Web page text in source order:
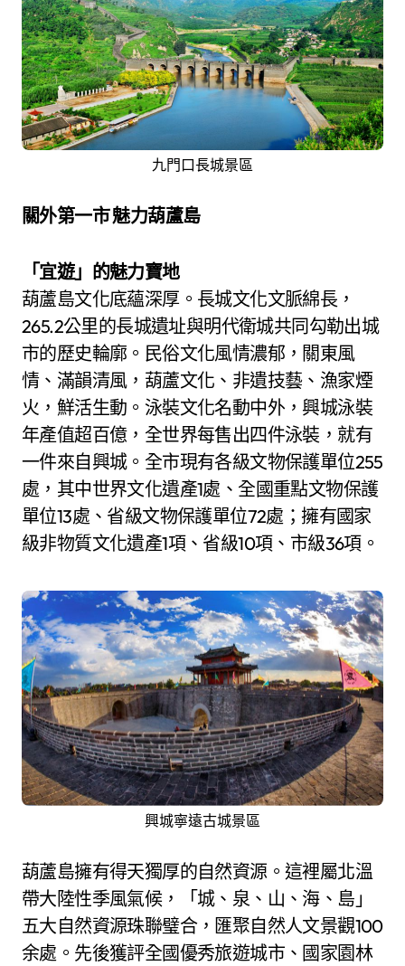
九門口長城景區
關外第一市 魅力葫蘆島
「宜遊」的魅力寶地
葫蘆島文化底蘊深厚。長城文化文脈綿長，
265.2公里的長城遺址與明代衛城共同勾勒出城
市的歷史輪廓。民俗文化風情濃郁，關東風
情、滿韻清風，葫蘆文化、非遺技藝、漁家煙
火，鮮活生動。泳裝文化名動中外，興城泳裝
年產值超百億，全世界每售出四件泳裝，就有
一件來自興城。全市現有各級文物保護單位255
處，其中世界文化遺產1處、全國重點文物保護
單位13處、省級文物保護單位72處；擁有國家
級非物質文化遺產1項、省級10項、市級36項。
興城寧遠古城景區
葫蘆島擁有得天獨厚的自然資源。這裡屬北溫
帶大陸性季風氣候，「城、泉、山、海、島」
五大自然資源珠聯璧合，匯聚自然人文景觀100
余處。先後獲評全國優秀旅遊城市、國家園林